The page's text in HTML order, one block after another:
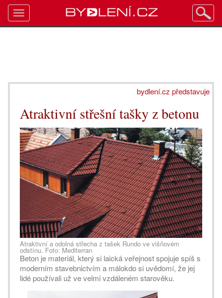
bydlení.cz představuje
Atraktivní střešní tašky z betonu
Atraktivní a odolná střecha z tašek Rundo ve višňovém
odstínu. Foto: Mediterran
Beton je materiál, který si laická veřejnost spojuje spíš s
moderním stavebnictvím a málokdo si uvědomí, že jej
lidé používali už ve velmi vzdáleném starověku.
Toggle
navigation